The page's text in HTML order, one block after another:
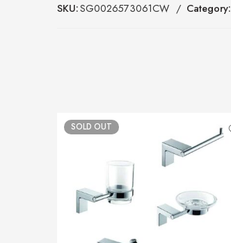
SKU:SG0026573061CW Category:
SOLD OUT